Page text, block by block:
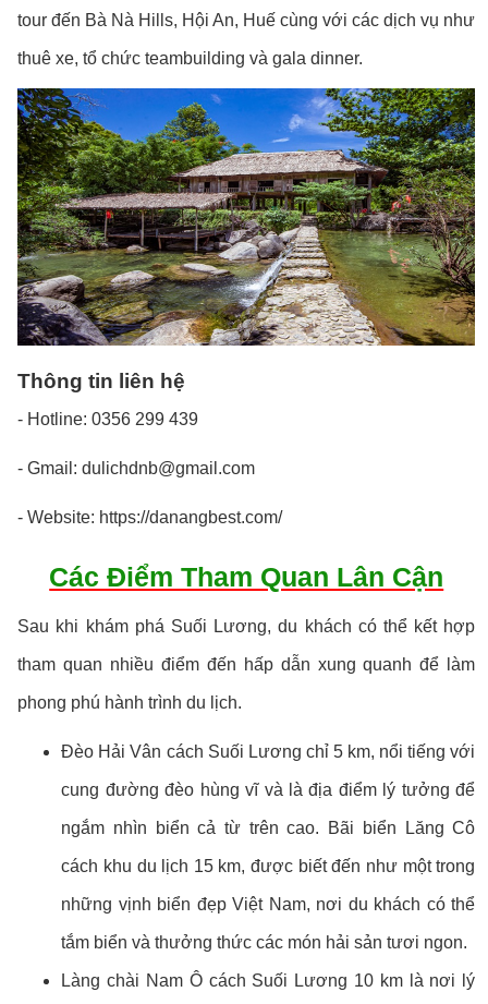
tour đến Bà Nà Hills, Hội An, Huế cùng với các dịch vụ như
thuê xe, tổ chức teambuilding và gala dinner.
Thông tin liên hệ
- Hotline: 0356 299 439
- Gmail: dulichdnb@gmail.com
- Website: https://danangbest.com/
Các Điểm Tham Quan Lân Cận
Sau khi khám phá Suối Lương, du khách có thể kết hợp
tham quan nhiều điểm đến hấp dẫn xung quanh để làm
phong phú hành trình du lịch.
Đèo Hải Vân cách Suối Lương chỉ 5 km, nổi tiếng với
cung đường đèo hùng vĩ và là địa điểm lý tưởng để
ngắm nhìn biển cả từ trên cao. Bãi biển Lăng Cô
cách khu du lịch 15 km, được biết đến như một trong
những vịnh biển đẹp Việt Nam, nơi du khách có thể
tắm biển và thưởng thức các món hải sản tươi ngon.
Làng chài Nam Ô cách Suối Lương 10 km là nơi lý